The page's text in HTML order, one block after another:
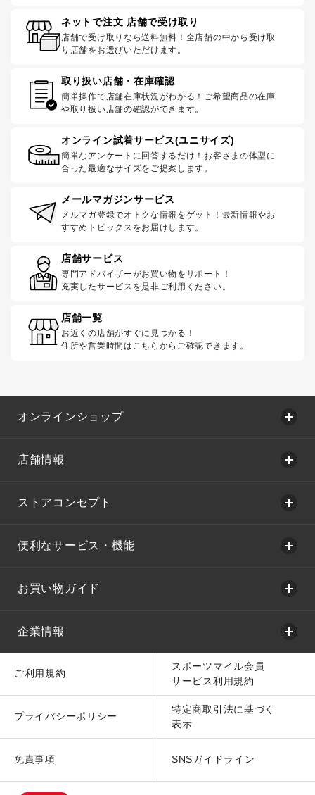
ネットで注文 店舗で受け取り
店舗で受け取りなら送料無料！全店舗の中から受け取
り店舗をお選びいただけます。
取り扱い店舗・在庫確認
簡単操作で店舗在庫状況がわかる！ご希望商品の在庫
や取り扱い店舗の確認ができます。
オンライン試着サービス(ユニサイズ)
簡単なアンケートに回答するだけ！お客さまの体型に
合った最適なサイズをご提案します。
メールマガジンサービス
メルマガ登録でオトクな情報をゲット！最新情報やお
すすめトピックスをお届けします。
店舗サービス
専門アドバイザーがお買い物をサポート！
充実したサービスを是非ご利用ください。
店舗一覧
お近くの店舗がすぐに見つかる！
住所や営業時間はこちらからご確認できます。
オンラインショップ
店舗情報
ストアコンセプト
便利なサービス・機能
お買い物ガイド
企業情報
ご利用規約
スポーツマイル会員
サービス利用規約
プライバシーポリシー
特定商取引法に基づく
表示
免責事項 SNSガイドライン